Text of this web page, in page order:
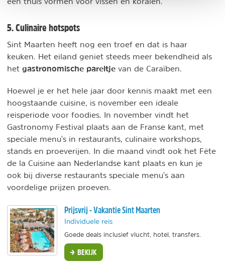
5. Culinaire hotspots
Sint Maarten heeft nog een troef en dat is haar
keuken. Het eiland geniet steeds meer bekendheid als
het gastronomische pareltje van de Caraïben.
Hoewel je er het hele jaar door kennis maakt met een
hoogstaande cuisine, is november een ideale
reisperiode voor foodies. In november vindt het
Gastronomy Festival plaats aan de Franse kant, met
speciale menu's in restaurants, culinaire workshops,
stands en proeverijen. In die maand vindt ook het Fête
de la Cuisine aan Nederlandse kant plaats en kun je
ook bij diverse restaurants speciale menu's aan
voordelige prijzen proeven.
Prijsvrij - Vakantie Sint Maarten
Individuele reis
Goede deals inclusief vlucht, hotel, transfers.
BEKIJK